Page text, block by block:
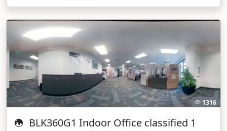
1316
BLK360G1 Indoor Office classified 1